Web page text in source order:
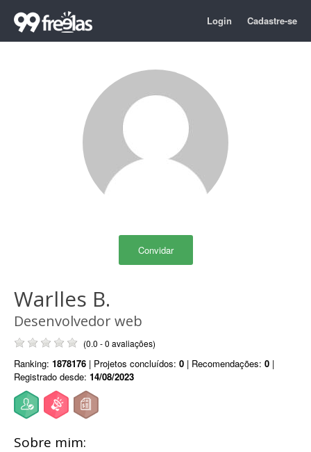
Login Cadastre-se
Convidar
Warlles B.
Desenvolvedor web
(0.0 - 0 avaliações)
Ranking: 1878176 | Projetos concluídos: 0 | Recomendações: 0 |
Registrado desde: 14/08/2023
Sobre mim: